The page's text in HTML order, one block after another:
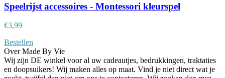
Speelrijst accessoires - Montessori kleurspel
€3,99
Bestellen
Over Made By Vie
Wij zijn DE winkel voor al uw cadeautjes, bedrukkingen, traktaties
en doopsuikers! Wij maken alles op maat. Vind je niet direct wat je